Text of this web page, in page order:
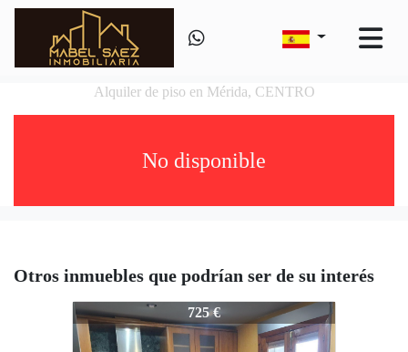
Alquiler de piso en Mérida, CENTRO
No disponible
Otros inmuebles que podrían ser de su interés
445-445
725 €